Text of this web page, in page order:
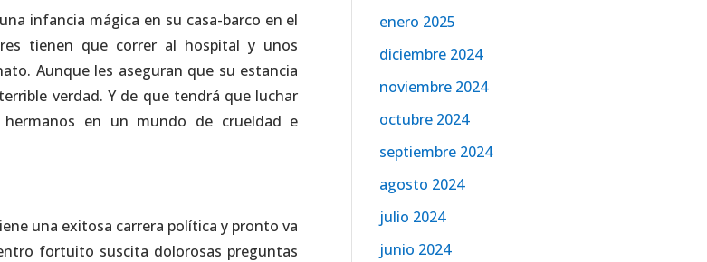
infancia mágica en su casa-barco en el
tienen que correr al hospital y unos
Aunque les aseguran que su estancia
verdad. Y de que tendrá que luchar
en un mundo de crueldad e
una exitosa carrera política y pronto va
fortuito suscita dolorosas preguntas
enero 2025
diciembre 2024
noviembre 2024
octubre 2024
septiembre 2024
agosto 2024
julio 2024
junio 2024